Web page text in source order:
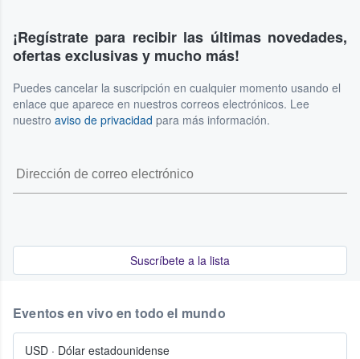
¡Regístrate para recibir las últimas novedades,
ofertas exclusivas y mucho más!
Puedes cancelar la suscripción en cualquier momento usando el
enlace que aparece en nuestros correos electrónicos. Lee
nuestro aviso de privacidad para más información.
Suscríbete a la lista
Eventos en vivo en todo el mundo
USD · Dólar estadounidense